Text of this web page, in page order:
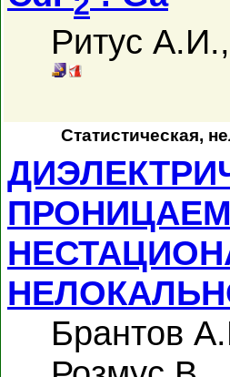
Ритус А.И.
Статистическая,
Брантов